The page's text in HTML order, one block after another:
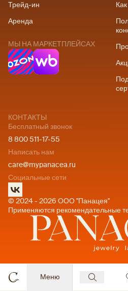
Меню
Трейд-ин
Аренда
МЫ НА МАРКЕТПЛЕЙСАХ
КОНТАКТЫ
Бесплатный звонок
8 800 511-17-55
Написать нам
care@mypanacea.ru
Социальные сети
© 2024 - 2026 ООО "Панацея"
Применяются рекомендательные